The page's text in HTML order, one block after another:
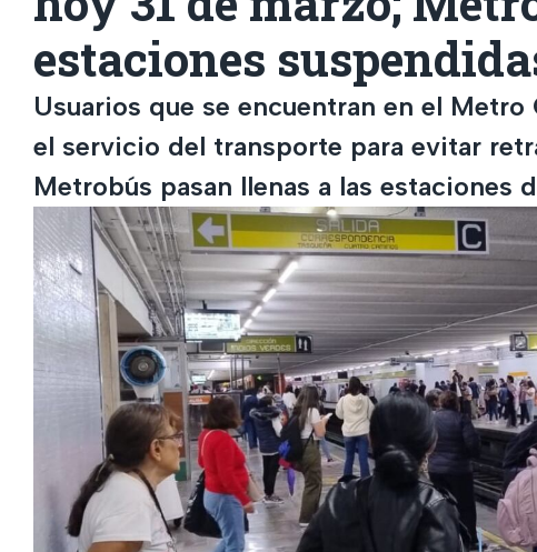
estaciones
Usuarios que se encuentran en el
el servicio del transporte para evitar
Metrobús pasan llenas a las estaciones